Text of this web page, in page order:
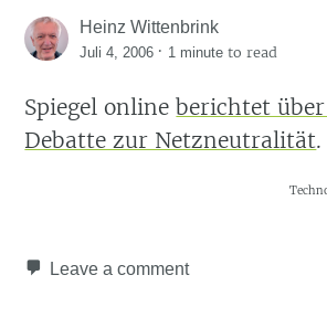
Heinz Wittenbrink
Juli 4, 2006 · 1 minute to read
Spiegel onlineberichtet
Debatte zur Netzneutralität.
Leave a comment